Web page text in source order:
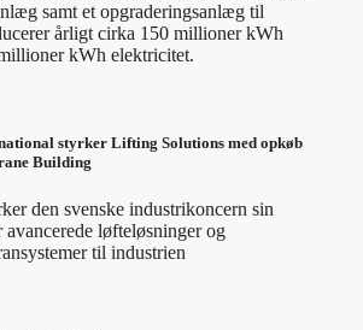
samt et opgraderingsanlæg til
årligt cirka 150 millioner kWh
kWh elektricitet.
styrker Lifting Solutions med opkøb
Building
den svenske industrikoncern sin
løfteløsninger og
til industrien